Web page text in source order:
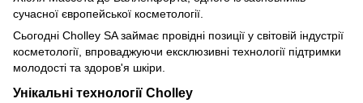
сучасної європейської косметології.
Сьогодні Cholley SA займає провідні позиції у світовій індустрії
косметології, впроваджуючи ексклюзивні технології підтримки
молодості та здоров'я шкіри.
Унікальні технології Cholley